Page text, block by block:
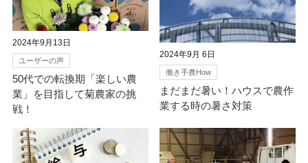
2024年9月13日
ユーザーの声
50代での転換期「楽しい農
業」を目指して菊農家の挑
戦！
2024年9月 6日
働き手農How
まだまだ暑い！ハウスで農作
業する時の暑さ対策